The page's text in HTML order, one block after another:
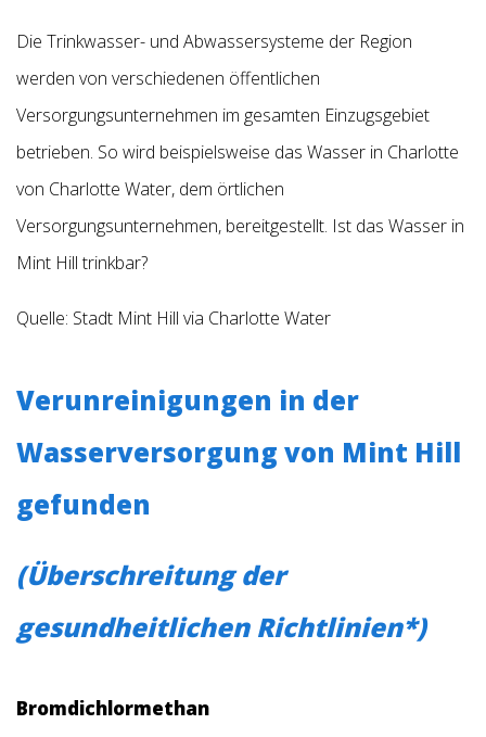
Die Trinkwasser- und Abwassersysteme der Region
werden von verschiedenen öffentlichen
Versorgungsunternehmen im gesamten Einzugsgebiet
betrieben. So wird beispielsweise das Wasser in Charlotte
von Charlotte Water, dem örtlichen
Versorgungsunternehmen, bereitgestellt. Ist das Wasser in
Mint Hill trinkbar?
Quelle: Stadt Mint Hill via Charlotte Water
Verunreinigungen in der
Wasserversorgung von Mint Hill
gefunden
(Überschreitung der
gesundheitlichen Richtlinien*)
Bromdichlormethan